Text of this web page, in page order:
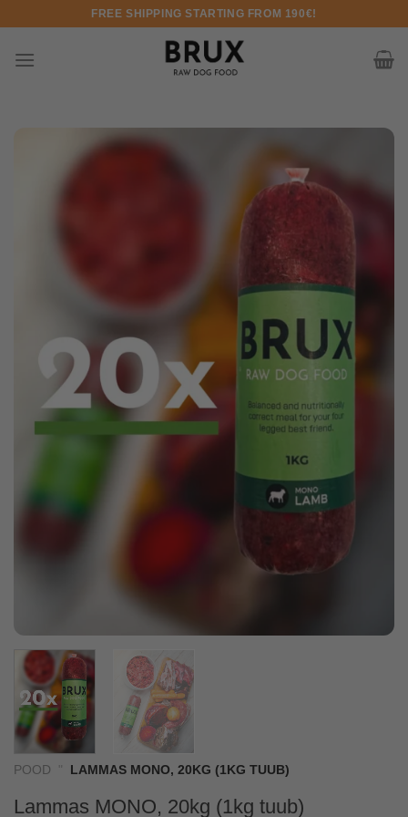
Skip to contentFREE SHIPPING STARTING FROM 190€!
POOD " LAMMAS MONO, 20KG (1KG TUUB)
Lammas MONO, 20kg (1kg tuub)